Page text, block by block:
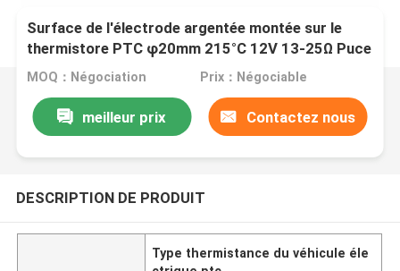
Surface de l'électrode argentée montée sur le
thermistore PTC φ20mm 215°C 12V 13-25Ω Puce
de thermistore de chauffage
MOQ：Négociation Prix：Négociable
meilleur prix Contactez nous
DESCRIPTION DE PRODUIT
Type thermistance du véhicule éle